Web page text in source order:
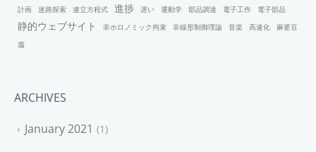
計画
迷路探索 連立方程式 進捗 遅い 運動学 部品調達 電子工作 電子部品
静的ウェブサイト 非ホロノミック拘束 非線形制御理論 音楽 高速化
麻婆豆
腐
ARCHIVES
January 2021
1